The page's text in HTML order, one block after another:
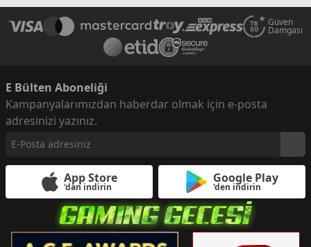
Güven
Damgası
E Bülten Aboneliği
Kampanyalarımızdan haberdar olmak için e-posta
adresinizi yazınız.
App Store
'dan indirin
Google Play
'den indirin